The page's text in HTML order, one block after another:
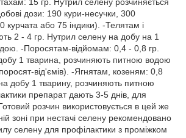
дози: 190 кури-несучки, 300
курчата або 75 індики). -Телятам і
2 - 4 гр. Нутрил селену на добу на 1
-Поросятам-відйомам: 0,4 - 0,8 гр.
1 тварина, розчиняють питною водою
від'ємів). -Ягнятам, козеням: 0,8
добу 1 тварину, розчиняють питною
препарат дають 3-5 днів, для
розчин використовується в цей же
зоні при нестачі селену рекомендовано
селену для профілактики з проміжком